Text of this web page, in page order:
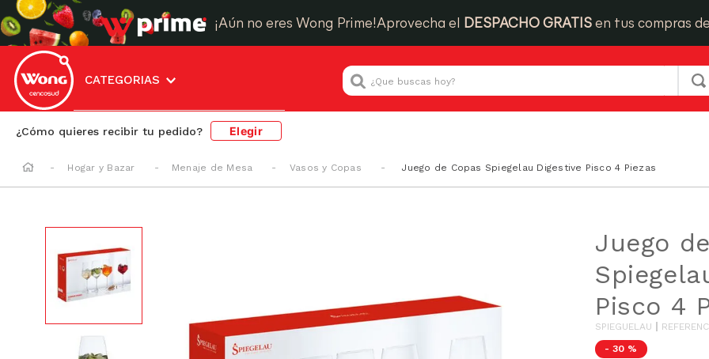
¡Aún no eres Wong Prime!Aprovecha el DESPACHO GRATIS en tus compras
CATEGORIAS
¿Que buscas hoy?
¿Cómo quieres recibir tu pedido? Elegir
Hogar y Bazar Menaje de Mesa Vasos y Copas Juego de Copas Spiegelau Digestive Pisco 4 Piezas
Juego
Pisco 4
SPIEGUELAU
- 30 %